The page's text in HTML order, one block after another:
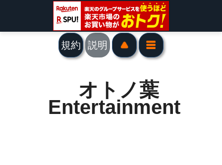
規約 説明
オトノ葉
Entertainment